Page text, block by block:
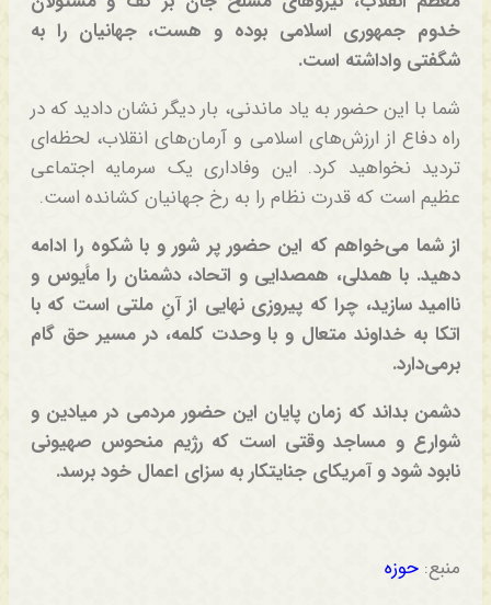
خدوم جمهوری اسلامی بوده و هست، جهانیان را به
شگفتی واداشته است.
شما با این حضور به یاد ماندنی، بار دیگر نشان دادید که در
راه دفاع از ارزش‌های اسلامی و آرمان‌های انقلاب، لحظه‌ای
تردید نخواهید کرد. این وفاداری یک سرمایه اجتماعی
عظیم است که قدرت نظام را به رخ جهانیان کشانده است.
از شما می‌خواهم که این حضور پر شور و با شکوه را ادامه
دهید. با همدلی، همصدایی و اتحاد، دشمنان را مأیوس و
ناامید سازید، چرا که پیروزی نهایی از آنِ ملتی است که با
اتکا به خداوند متعال و با وحدت کلمه، در مسیر حق گام
برمی‌دارد.
دشمن بداند که زمان پایان این حضور مردمی در میادین و
شوارع و مساجد وقتی است که رژیم منحوس صهیونی
نابود شود و آمریکای جنایتکار به سزای اعمال خود برسد.
منبع: حوزه